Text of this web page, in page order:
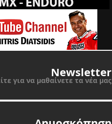
Newsletter
για να μαθαίνετε τα νέα μας